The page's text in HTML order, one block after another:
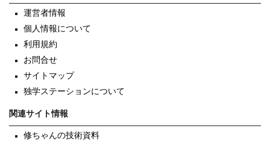
運営者情報
個人情報について
利用規約
お問合せ
サイトマップ
独学ステーションについて
関連サイト情報
修ちゃんの技術資料